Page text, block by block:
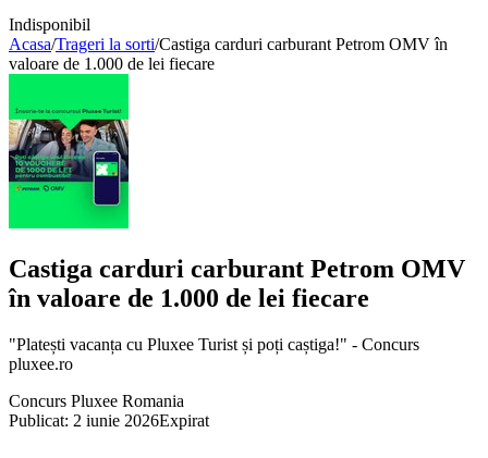
Indisponibil
Acasa/Trageri la sorti/Castiga carduri carburant Petrom OMV în
valoare de 1.000 de lei fiecare
Castiga carduri carburant Petrom OMV
în valoare de 1.000 de lei fiecare
"Platești vacanța cu Pluxee Turist și poți caștiga!" - Concurs
pluxee.ro
Concurs Pluxee Romania
Publicat: 2 iunie 2026Expirat